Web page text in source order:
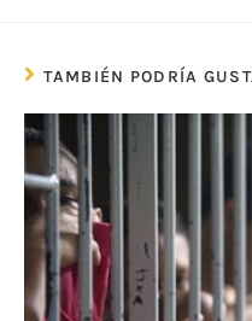
TAMBIÉN PODRÍA